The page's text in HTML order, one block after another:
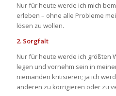
Nur für heute werde ich mich
erleben – ohne alle Probleme
lösen zu wollen.
2. Sorgfalt
Nur für heute werde ich größten
legen und vornehm sein in
niemanden kritisieren; ja ich
anderen zu korrigieren oder zu